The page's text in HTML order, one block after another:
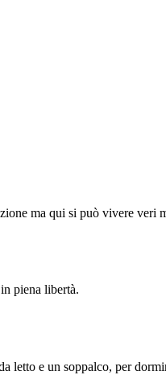
ma qui si può vivere veri
piena libertà.
letto e un soppalco, per